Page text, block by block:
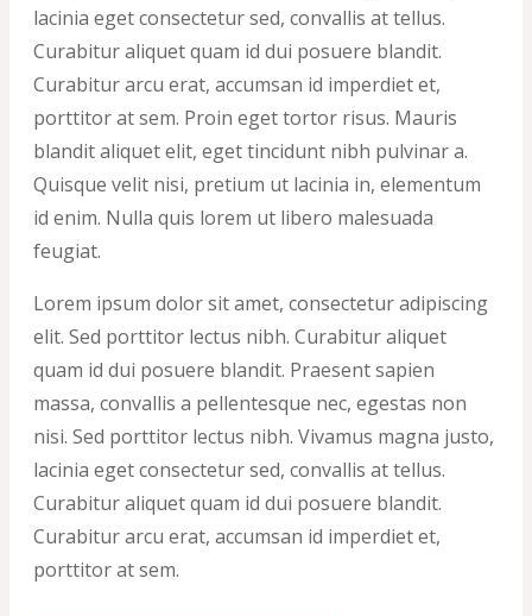
lacinia eget consectetur sed, convallis at tellus.
Curabitur aliquet quam id dui posuere blandit.
Curabitur arcu erat, accumsan id imperdiet et,
porttitor at sem. Proin eget tortor risus. Mauris
blandit aliquet elit, eget tincidunt nibh pulvinar a.
Quisque velit nisi, pretium ut lacinia in, elementum
id enim. Nulla quis lorem ut libero malesuada
feugiat.
Lorem ipsum dolor sit amet, consectetur adipiscing
elit. Sed porttitor lectus nibh. Curabitur aliquet
quam id dui posuere blandit. Praesent sapien
massa, convallis a pellentesque nec, egestas non
nisi. Sed porttitor lectus nibh. Vivamus magna justo,
lacinia eget consectetur sed, convallis at tellus.
Curabitur aliquet quam id dui posuere blandit.
Curabitur arcu erat, accumsan id imperdiet et,
porttitor at sem.